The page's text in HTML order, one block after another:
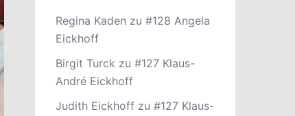
Regina Kaden zu #128 Angela
Eickhoff
Birgit Turck zu #127 Klaus-
André Eickhoff
Judith Eickhoffzu #127 Klaus-